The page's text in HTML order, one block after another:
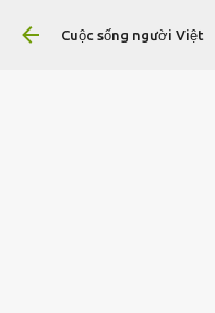
Chuyển
Cuộc sống người Việt